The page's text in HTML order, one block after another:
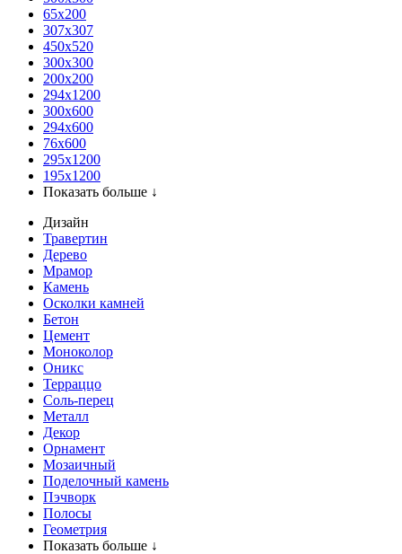
65x200
307x307
450x520
300x300
200x200
294x1200
300x600
294x600
76х600
295х1200
195х1200
Показать больше ↓
Дизайн
Травертин
Дерево
Мрамор
Камень
Осколки камней
Бетон
Цемент
Моноколор
Оникс
Терраццо
Соль-перец
Металл
Декор
Орнамент
Мозаичный
Поделочный камень
Пэчворк
Полосы
Геометрия
Показать больше ↓